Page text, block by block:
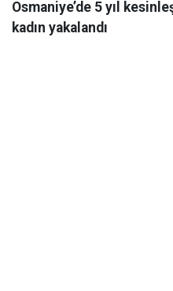
Osmaniye’de 5 yıl
kadın yakalandı